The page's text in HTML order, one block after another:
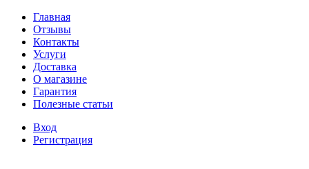
Главная
Отзывы
Контакты
Услуги
Доставка
О магазине
Гарантия
Полезные статьи
Вход
Регистрация